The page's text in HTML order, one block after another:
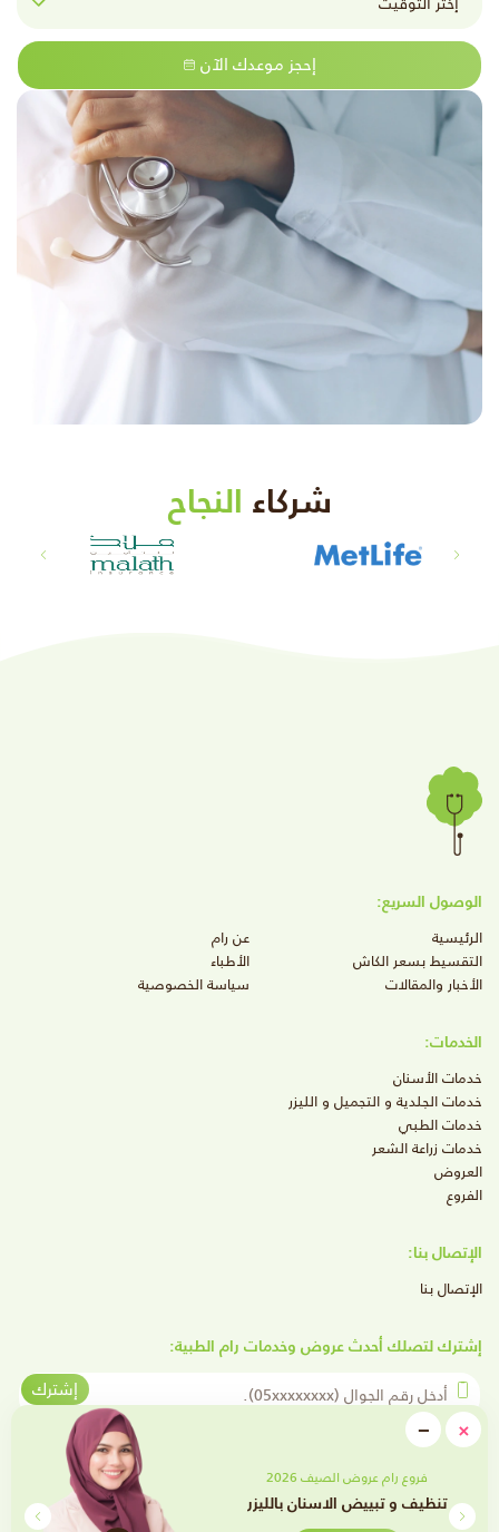
×
close−
Minimize
فروع رام عروض الصيف 2026
تقويم الأسنان
إحجز موعدك الآن
شركاء النجاح
الوصول السريع:
الرئيسية
عن رام
التقسيط بسعر الكاش
الأطباء
الأخبار والمقالات
سياسة الخصوصية
الخدمات:
خدمات الأسنان
خدمات الجلدية و التجميل و الليزر
خدمات الطبي
خدمات زراعة الشعر
العروض
الفروع
الإتصال بنا:
الإتصال بنا
إشترك لتصلك أحدث عروض وخدمات رام الطبية:
أدخل رقم الجوال
إشترك